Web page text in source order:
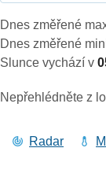
Dnes změřené
Dnes změřené
Slunce vychází v
Nepřehlédněte z
Radar